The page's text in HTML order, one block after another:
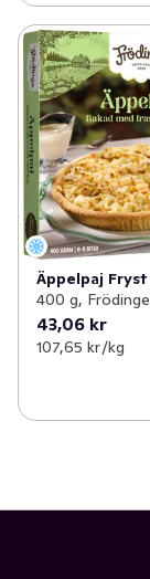
Äppelpaj Fryst
400 g, Frödinge
43,06 kr
107,65 kr /kg